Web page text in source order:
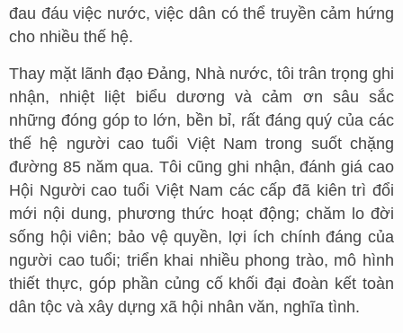
đau đáu việc nước, việc dân có thể truyền cảm hứng
cho nhiều thế hệ.
Thay mặt lãnh đạo Đảng, Nhà nước, tôi trân trọng ghi
nhận, nhiệt liệt biểu dương và cảm ơn sâu sắc
những đóng góp to lớn, bền bỉ, rất đáng quý của các
thế hệ người cao tuổi Việt Nam trong suốt chặng
đường 85 năm qua. Tôi cũng ghi nhận, đánh giá cao
Hội Người cao tuổi Việt Nam các cấp đã kiên trì đổi
mới nội dung, phương thức hoạt động; chăm lo đời
sống hội viên; bảo vệ quyền, lợi ích chính đáng của
người cao tuổi; triển khai nhiều phong trào, mô hình
thiết thực, góp phần củng cố khối đại đoàn kết toàn
dân tộc và xây dựng xã hội nhân văn, nghĩa tình.